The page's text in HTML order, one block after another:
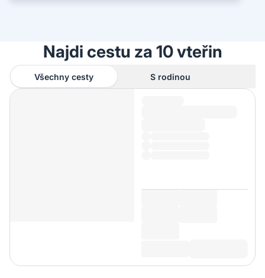
Najdi cestu za 10 vteřin
Všechny cesty S rodinou